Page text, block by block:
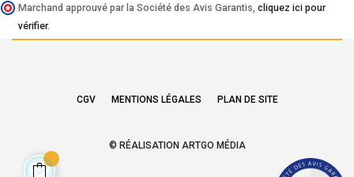
Marchand approuvé par la Société des Avis Garantis, cliquez ici pour
vérifier.
CGV MENTIONS LÉGALES PLAN DE SITE
© RÉALISATION ARTGO MÉDIA